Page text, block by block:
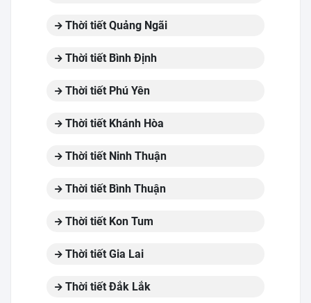
Thời tiết Quảng Ngãi
Thời tiết Bình Định
Thời tiết Phú Yên
Thời tiết Khánh Hòa
Thời tiết Ninh Thuận
Thời tiết Bình Thuận
Thời tiết Kon Tum
Thời tiết Gia Lai
Thời tiết Đắk Lắk